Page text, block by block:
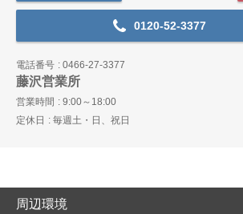
0120-52-3377
電話番号 0466-27-3377
藤沢営業所
営業時間
9:00～18:00
定休日
毎週土・日、祝日
周辺環境